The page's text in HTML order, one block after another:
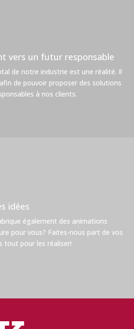
vers un futur responsable
de notre industrie est une réalité. Il
de pouvoir proposer des solutions
à nos clients.
idées
également des animations
pour vous? Faites-nous part de vos
tout pour les réaliser!